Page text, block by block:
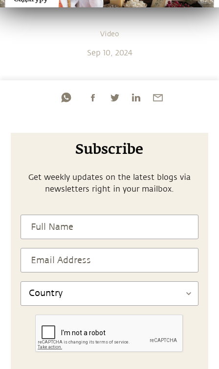
Video
Sep 10, 2024
Subscribe
Get weekly updates on the latest blogs via
newsletters right in your mailbox.